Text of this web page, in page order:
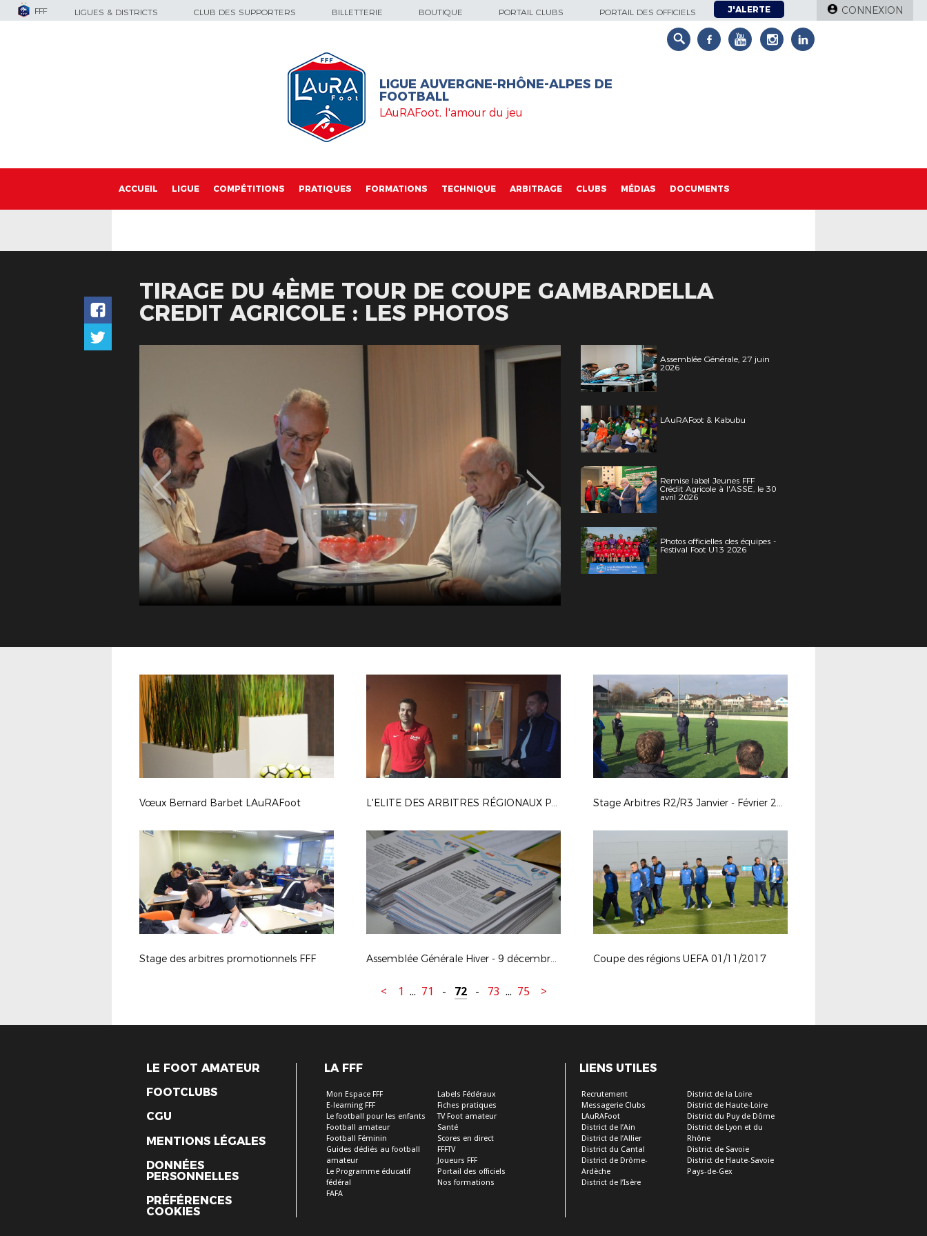
FFF LIGUES & DISTRICTS CLUB DES SUPPORTERS BILLETTERIE BOUTIQUE PORTAIL CLUBS PORTAIL DES OFFICIELS J'ALERTE CONNEXION
LIGUE AUVERGNE-RHÔNE-ALPES DE
FOOTBALL
LAuRAFoot, l'amour du jeu
ACCUEIL LIGUE COMPÉTITIONS PRATIQUES FORMATIONS TECHNIQUE ARBITRAGE CLUBS MÉDIAS DOCUMENTS
TIRAGE DU 4ÈME TOUR DE COUPE GAMBARDELLA
CREDIT AGRICOLE : LES PHOTOS
Assemblée Générale, 27 juin
2026
LAuRAFoot & Kabubu
Remise label Jeunes FFF
Crédit Agricole à l'ASSE, le 30
avril 2026
Photos officielles des équipes -
Festival Foot U13 2026
Vœux Bernard Barbet LAuRAFoot L'ELITE DES ARBITRES RÉGIONAUX PREND DE LA HAUTEUR Stage Arbitres R2/R3 Janvier - Février 2018
Stage des arbitres promotionnels FFF Assemblée Générale Hiver - 9 décembre 2017 Coupe des régions UEFA 01/11/2017
< 1 ... 71 - 72 - 73 ... 75 >
LE FOOT AMATEUR
FOOTCLUBS
CGU
MENTIONS LÉGALES
DONNÉES
PERSONNELLES
PRÉFÉRENCES
COOKIES
LA FFF
Mon Espace FFF
E-learning FFF
Le football pour les enfants
Football amateur
Football Féminin
Guides dédiés au football
amateur
Le Programme éducatif
fédéral
FAFA
Labels Fédéraux
Fiches pratiques
TV Foot amateur
Santé
Scores en direct
FFFTV
Joueurs FFF
Portail des officiels
Nos formations
LIENS UTILES
Recrutement
Messagerie Clubs
LAuRAFoot
District de l’Ain
District de l’Allier
District du Cantal
District de Drôme-
Ardèche
District de l’Isère
District de la Loire
District de Haute-Loire
District du Puy de Dôme
District de Lyon et du
Rhône
District de Savoie
District de Haute-Savoie
Pays-de-Gex